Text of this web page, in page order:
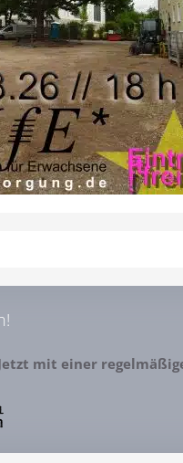
mit einer